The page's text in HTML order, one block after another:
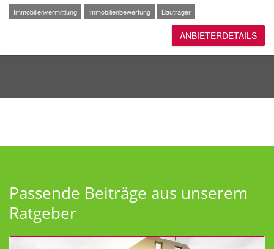
Immobilienvermittlung Immobilienbewertung Bauträger
ANBIETERDETAILS
Passende Beiträge aus unserem
Ratgeber